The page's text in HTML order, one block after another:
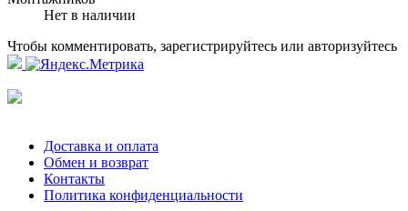
Нет в наличии
Чтобы комментировать, зарегистрируйтесь или авторизуйтесь
Доставка и оплата
Обмен и возврат
Контакты
Политика конфиденциальности